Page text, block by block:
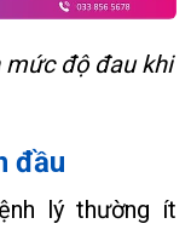
mức độ đau khi
đầu
lý thường ít